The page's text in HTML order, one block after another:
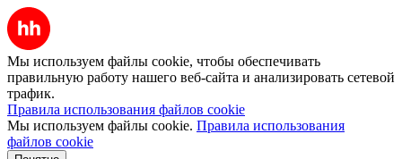
Мы используем файлы cookie, чтобы обеспечивать
правильную работу нашего веб-сайта и анализировать сетевой
трафик.
Правила использования файлов cookie
Мы используем файлы cookie. Правила использования
файлов cookie